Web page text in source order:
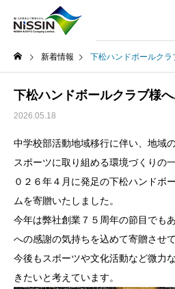
新着情報 下松ハンドボールク
下松ハンドボールクラブ様
2026.05.18
中学校部活動地域移行に伴い、地域
スポーツに取り組める環境づくりの
０２６年４月に発足の下松ハンドボ
ムを寄贈いたしました。
今年は弊社創業７５周年の節目でも
への感謝の気持ちを込めて寄贈させ
今後もスポーツや文化活動など微力
きたいと考えています。